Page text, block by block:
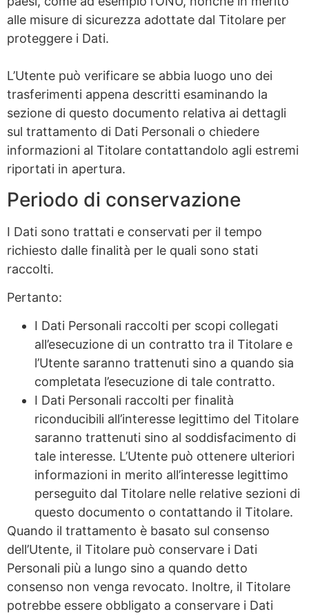
alle misure di sicurezza adottate dal Titolare per
proteggere i Dati.
L’Utente può verificare se abbia luogo uno dei
trasferimenti appena descritti esaminando la
sezione di questo documento relativa ai dettagli
sul trattamento di Dati Personali o chiedere
informazioni al Titolare contattandolo agli estremi
riportati in apertura.
Periodo di conservazione
I Dati sono trattati e conservati per il tempo
richiesto dalle finalità per le quali sono stati
raccolti.
Pertanto:
I Dati Personali raccolti per scopi collegati
all’esecuzione di un contratto tra il Titolare e
l’Utente saranno trattenuti sino a quando sia
completata l’esecuzione di tale contratto.
I Dati Personali raccolti per finalità
riconducibili all’interesse legittimo del Titolare
saranno trattenuti sino al soddisfacimento di
tale interesse. L’Utente può ottenere ulteriori
informazioni in merito all’interesse legittimo
perseguito dal Titolare nelle relative sezioni di
questo documento o contattando il Titolare.
Quando il trattamento è basato sul consenso
dell’Utente, il Titolare può conservare i Dati
Personali più a lungo sino a quando detto
consenso non venga revocato. Inoltre, il Titolare
potrebbe essere obbligato a conservare i Dati